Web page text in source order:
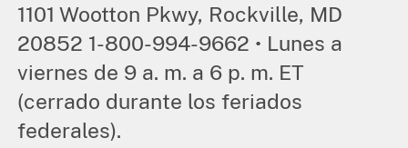
1101 Wootton Pkwy, Rockville, MD
20852 1-800-994-9662 • Lunes a
viernes de 9 a. m. a 6 p. m. ET
(cerrado durante los feriados
federales).